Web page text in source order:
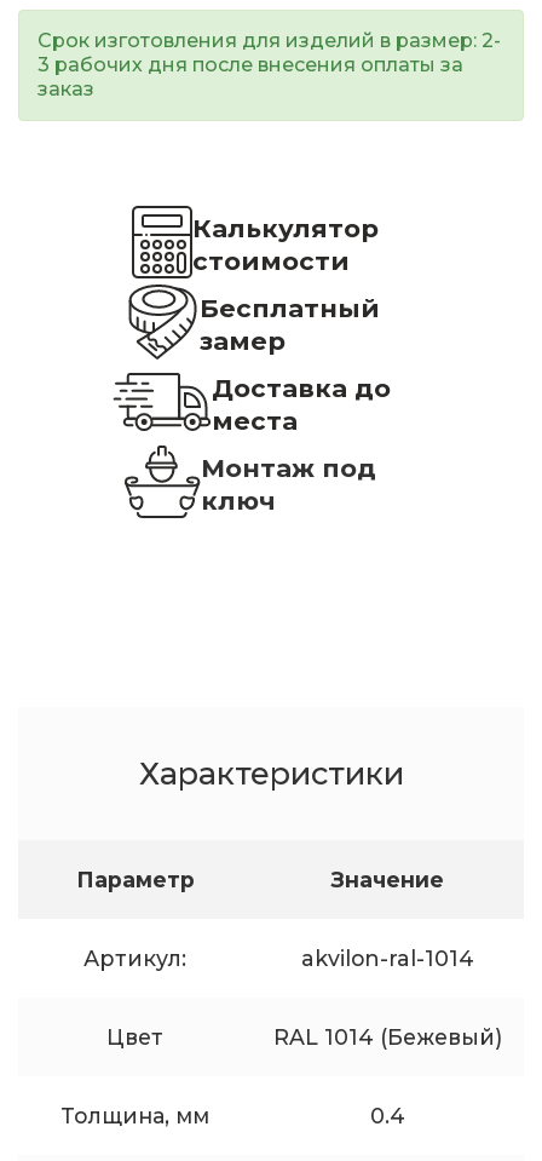
Срок изготовления для изделий в размер: 2-
3 рабочих дня после внесения оплаты за
заказ
Калькулятор
стоимости
Бесплатный
замер
Доставка до
места
Монтаж под
ключ
Характеристики
Параметр Значение
Артикул: akvilon-ral-1014
Цвет RAL 1014 (Бежевый)
Толщина, мм 0.4